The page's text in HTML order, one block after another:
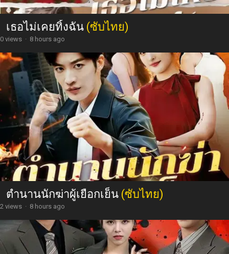
เธอไม่เคยทิ้งฉัน (ซับไทย)
0 views · 8 hours ago
ตำนานนักฆ่าผู้เยือกเย็น (ซับไทย)
2 views · 8 hours ago